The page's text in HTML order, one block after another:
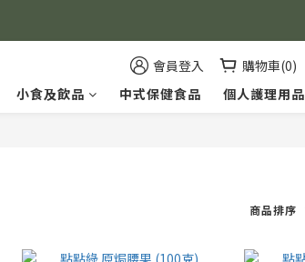
會員登入 購物車(0)
小食及飲品 中式保健食品 個人護理用品
商品排序